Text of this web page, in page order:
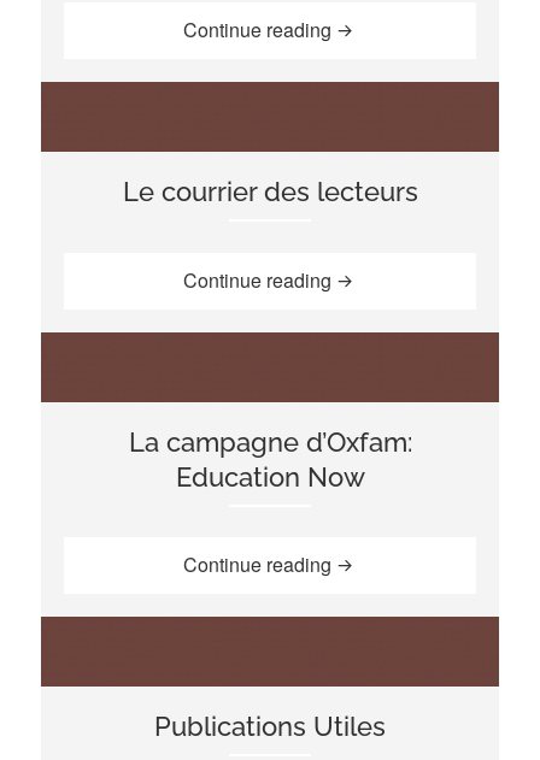
Continue reading “Entretien avec
Le courrier des lecteurs
Continue reading “Le courrier des
La campagne d’Oxfam:
Education Now
Continue reading “La campagne
Publications Utiles